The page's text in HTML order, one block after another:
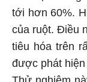
tới hơn 60%.
của ruột. Điều
tiêu hóa trên
được phát hiện
Thử nghiệm